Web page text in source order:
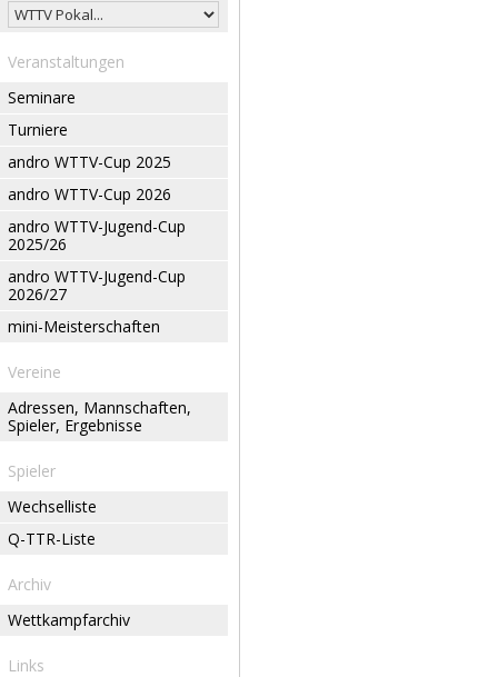
Veranstaltungen
Seminare
Turniere
andro WTTV-Cup 2025
andro WTTV-Cup 2026
andro WTTV-Jugend-Cup
2025/26
andro WTTV-Jugend-Cup
2026/27
mini-Meisterschaften
Vereine
Adressen, Mannschaften,
Spieler, Ergebnisse
Spieler
Wechselliste
Q-TTR-Liste
Archiv
Wettkampfarchiv
Links